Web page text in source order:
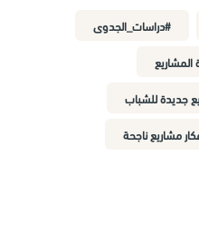
#دراسات_الجدوى
المشاريع
جديدة للشباب
مشاريع ناجحة